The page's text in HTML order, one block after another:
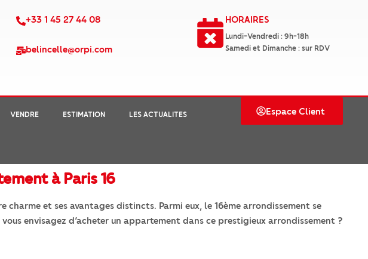
+33 1 45 27 44 08
belincelle@orpi.com
HORAIRES
Lundi-Vendredi : 9h-18h
Samedi et Dimanche : sur RDV
VENDRE ESTIMATION LES ACTUALITES Espace Client
à Paris 16
et ses avantages distincts. Parmi eux, le 16ème arrondissement se
envisagez d’acheter un appartement dans ce prestigieux arrondissement ?